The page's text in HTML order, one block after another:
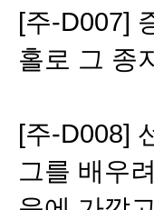
[주-D007]
홀로 그 종
[주-D008]
그를 배우